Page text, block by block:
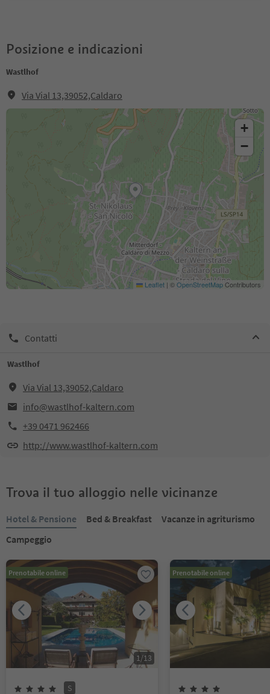
Posizione e indicazioni
Wastlhof
Via Vial 13,39052,Caldaro
+
−
Leaflet | ©OpenStreetMapContributors
Contatti
Wastlhof
Via Vial 13,39052,Caldaro
info@wastlhof-kaltern.com
+39 0471 962466
http://www.wastlhof-kaltern.com
Trova il tuo alloggio nelle vicinanze
Hotel & Pensione Bed & Breakfast
Vacanze in agriturismo
Campeggio
Prenotabile online
1/13
S
Prenotabile online